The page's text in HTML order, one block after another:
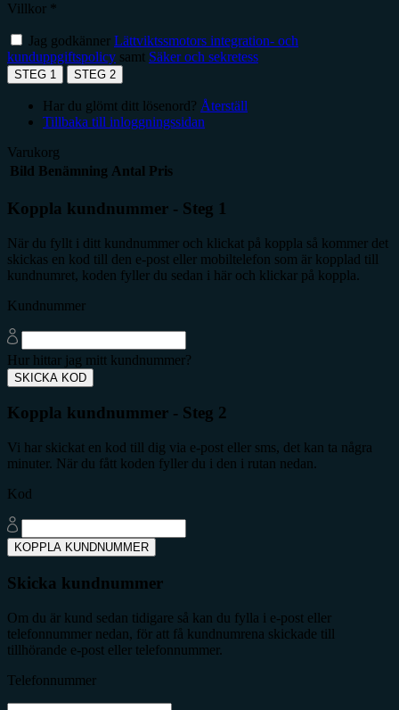
Villkor *
Jag godkänner Lättviktssmotors integration- och
kunduppgiftspolicy samt Säker och sekretess
STEG 1 STEG 2
Har du glömt ditt lösenord? Återställ
Tillbaka till inloggningssidan
Varukorg
Bild Benämning Antal Pris
Koppla kundnummer - Steg 1
När du fyllt i ditt kundnummer och klickat på koppla så kommer det
skickas en kod till den e-post eller mobiltelefon som är kopplad till
kundnumret, koden fyller du sedan i här och klickar på koppla.
Kundnummer
Hur hittar jag mitt kundnummer?
SKICKA KOD
Koppla kundnummer - Steg 2
Vi har skickat en kod till dig via e-post eller sms, det kan ta några
minuter. När du fått koden fyller du i den i rutan nedan.
Kod
KOPPLA KUNDNUMMER
Skicka kundnummer
Om du är kund sedan tidigare så kan du fylla i e-post eller
telefonnummer nedan, för att få kundnumrena skickade till
tillhörande e-post eller telefonnummer.
Telefonnummer